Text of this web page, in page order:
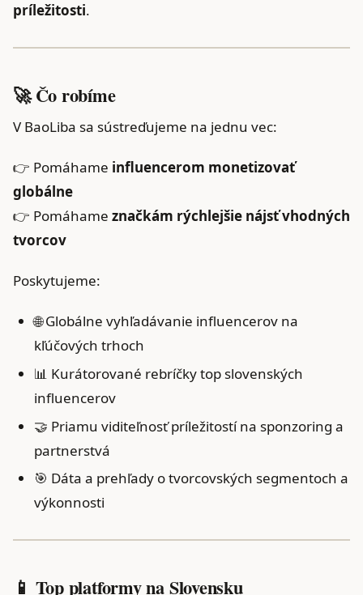
príležitosti.
🚀 Čo robíme
V BaoLiba sa sústreďujeme na jednu vec:
👉 Pomáhame influencerom monetizovať
globálne
👉 Pomáhame značkám rýchlejšie nájsť vhodných
tvorcov
Poskytujeme:
🌐 Globálne vyhľadávanie influencerov na
kľúčových trhoch
📊 Kurátorované rebríčky top slovenských
influencerov
🤝 Priamu viditeľnosť príležitostí na sponzoring a
partnerstvá
🎯 Dáta a prehľady o tvorcovských segmentoch a
výkonnosti
📱 Top platformy na Slovensku